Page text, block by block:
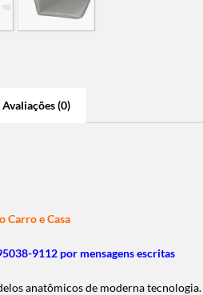
Avaliações (0)
Carro e Casa
9112 por mensagens escritas
anatômicos de moderna tecnologia.